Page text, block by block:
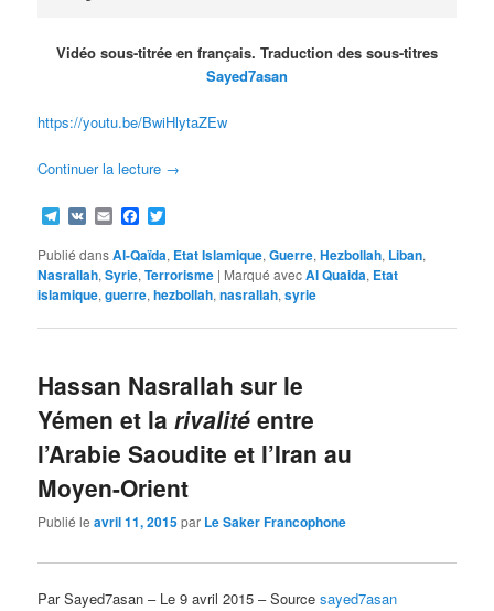
Vidéo sous-titrée en français. Traduction des sous-titres
Sayed7asan
https://youtu.be/BwiHlytaZEw
Continuer la lecture →
Telegram
VK EmailFacebook
Publié dansAl-Qaïda, Etat Islamique,Guerre,Hezbollah, Liban,
Nasrallah,Syrie,Terrorisme | Marqué avecAl Quaida, Etat
islamique,guerre,hezbollah,nasrallah,syrie
Hassan Nasrallah sur le
Yémen et larivalité entre
l’Arabie Saoudite et l’Iran au
Moyen-Orient
Publié leavril 11, 2015par Le Saker Francophone
Par Sayed7asan – Le 9 avril 2015 – Sourcesayed7asan